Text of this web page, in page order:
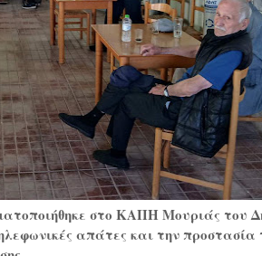
στο ΚΑΠΗ Μουριάς του
απάτες και την προστασία